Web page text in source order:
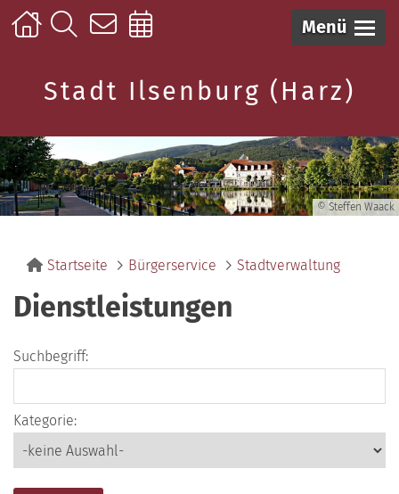
Menü
Stadt Ilsenburg (Harz)
© Steffen Waack
Startseite Bürgerservice Stadtverwaltung
Dienstleistungen
Suchbegriff:
Kategorie: